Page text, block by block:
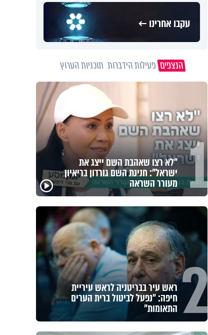
עקבו אחרינו ←
הנצפיםפעילות הידברות תוכניות הערוץ
1 לזיווגים, שלום בית וישועות: המשדר
העולמי של ט"ו באב
2 אחי, מחכים רק לך: יום התפילין
העולמי מגיע לתל אביב